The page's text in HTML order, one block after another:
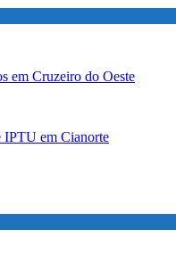
em Cruzeiro do Oeste
IPTU em Cianorte